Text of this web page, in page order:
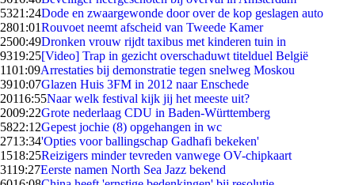
5321:24Dode en zwaargewonde door over de kop geslagen auto
2801:01Rouvoet neemt afscheid van Tweede Kamer
2500:49Dronken vrouw rijdt taxibus met kinderen tuin in
9319:25[Video] Trap in gezicht overschaduwt titelduel België
1101:09Arrestaties bij demonstratie tegen snelweg Moskou
3910:07Glazen Huis 3FM in 2012 naar Enschede
20116:55Naar welk festival kijk jij het meeste uit?
2009:22Grote nederlaag CDU in Baden-Württemberg
5822:12Gepest jochie (8) opgehangen in wc
2713:34'Opties voor ballingschap Gadhafi bekeken'
1518:25Reizigers minder tevreden vanwege OV-chipkaart
3119:27Eerste namen North Sea Jazz bekend